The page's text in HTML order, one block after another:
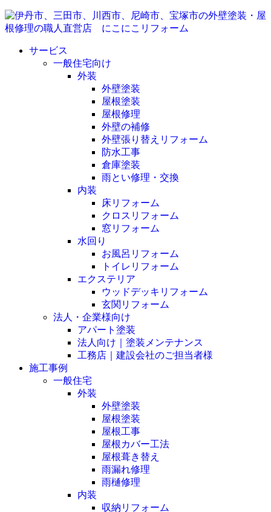
サービス
一般住宅向け
外装
外壁塗装
屋根塗装
屋根修理
外壁の補修
外壁張り替えリフォーム
防水工事
倉庫塗装
雨とい修理・交換
内装
床リフォーム
クロスリフォーム
窓リフォーム
水回り
お風呂リフォーム
トイレリフォーム
エクステリア
ウッドデッキリフォーム
玄関リフォーム
法人・企業様向け
アパート塗装
法人向け｜塗装メンテナンス
工務店｜建設会社のご担当者様
施工事例
一般住宅
外装
外壁塗装
屋根塗装
屋根工事
屋根カバー工法
屋根葺き替え
雨漏れ修理
雨樋修理
内装
収納リフォーム